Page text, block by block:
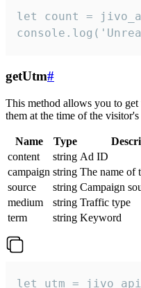
let count =
getUtm#
This method allows you to
them at the time of the
Name Type
content
string Ad ID
campaign string The name of
source
string Campaign
medium
string Traffic type
term
string Keyword
let utm =